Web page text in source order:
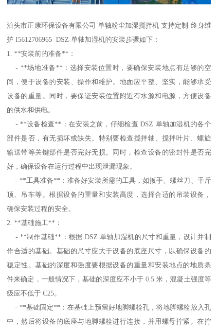
泊头市正康环保设备有限公司 单轴粉尘加湿搅拌机 支持定制 终身维
护 I5612706965 DSZ 单轴加湿机的安装步骤如下：
1. **安装前的准备**：
- **场地准备**：选择安装位置时，要确保安装地点有足够的空
间，便于设备的安装、操作和维护。地面应平整、坚实，能够承受
设备的重量。同时，要保证安装位置附近有水源和电源，方便设备
的供水和供电。
- **设备检查**：在安装之前，仔细检查 DSZ 单轴加湿机的各个
部件是否，有无损坏或缺失。特别要检查搅拌轴、搅拌叶片、螺旋
输送带等关键部件是否完好无损。同时，检查设备的密封件是否完
好，确保设备在运行过程中出现泄漏现象。
- **工具准备**：准备好安装所需的工具，如扳手、螺丝刀、千斤
顶、吊车等。根据设备的重量和安装高度，选择合适的吊装设备，
确保安装过程的安全。
2. **基础施工**：
- **制作基础**：根据 DSZ 单轴加湿机的尺寸和重量，设计并制
作合适的基础。基础的尺寸应大于设备的底座尺寸，以确保设备的
稳定性。基础的深度和强度要根据设备的重量和安装地点的地质条
件来确定，一般情况下，基础的深度应不小于 0.5 米，混凝土强度等
级应不低于 C25。
- **基础固定**：在基础上预留好地脚螺栓孔，将地脚螺栓放入孔
中，然后将设备的底座与地脚螺栓进行连接，并用螺母拧紧。在拧